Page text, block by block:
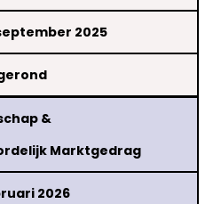
2025
&
Marktgedrag
2026